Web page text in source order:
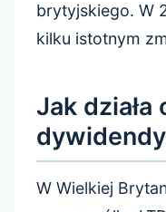
brytyjskiego. W
kilku istotnym
Jak
W Wielkiej